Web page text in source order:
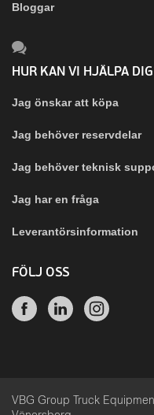
Bloggar
HUR KAN VI HJÄLPA
Jag önskar att köpa
Jag behöver reservdelar
Jag behöver teknisk
Jag har en fråga
Leverantörsinformation
FÖLJ OSS
VBG Group Truck